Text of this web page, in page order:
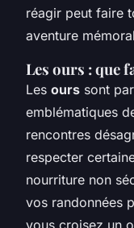
réagir peut faire
aventure
Les ours : que
Les ours sont
emblématiques
rencontres
respecter
nourriture non
vos randonnées
vous croisez un